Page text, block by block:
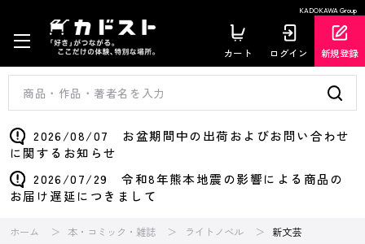
KADOKAWA Group
カート ログイン 新規登録
2026/08/07 お盆期間中の出荷およびお問い合わせ
に関するお知らせ
2026/07/29 令和8年熊本地震の影響による商品の
お届け遅延につきまして
ホーム 本・コミック・雑誌 ライトノベル 新文芸